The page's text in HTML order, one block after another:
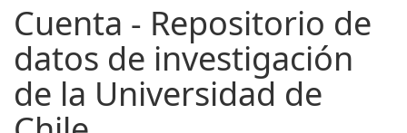
Cuenta - Repositorio de
datos de investigación
de la Universidad de